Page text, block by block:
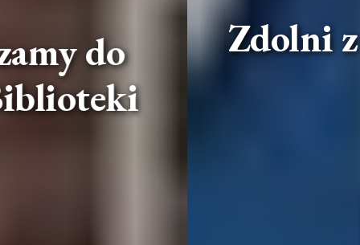
Zdolni z Pomorza
Zdolni z Pomorza – wsparcie regionalne